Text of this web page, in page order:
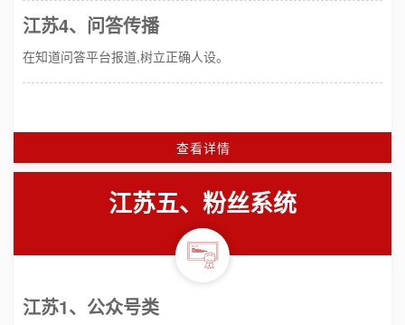
江苏4、问答传播
在知道问答平台报道,树立正确人设。
查看详情
江苏五、粉丝系统
江苏1、公众号类